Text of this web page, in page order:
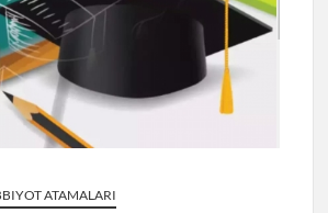
ATAMALARI